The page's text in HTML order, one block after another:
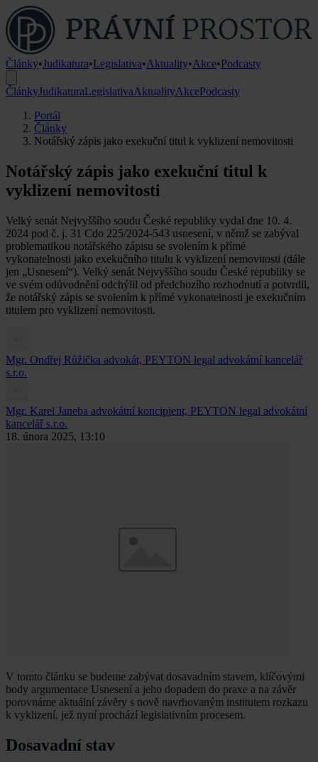
Články•Judikatura•Legislativa•Aktuality•Akce•Podcasty
ČlánkyJudikaturaLegislativaAktualityAkcePodcasty
Portál
Články
Notářský zápis jako exekuční titul k vyklizení nemovitosti
Notářský zápis jako exekuční titul k
vyklizení nemovitosti
Velký senát Nejvyššího soudu České republiky vydal dne 10. 4.
2024 pod č. j. 31 Cdo 225/2024-543 usnesení, v němž se zabýval
problematikou notářského zápisu se svolením k přímé
vykonatelnosti jako exekučního titulu k vyklizení nemovitosti (dále
jen „Usnesení“). Velký senát Nejvyššího soudu České republiky se
ve svém odůvodnění odchýlil od předchozího rozhodnutí a potvrdil,
že notářský zápis se svolením k přímé vykonatelnosti je exekučním
titulem pro vyklizení nemovitosti.
Mgr. Ondřej Růžička advokát, PEYTON legal advokátní kancelář
s.r.o.
Mgr. Karel Janeba advokátní koncipient, PEYTON legal advokátní
kancelář s.r.o.
18. února 2025, 13:10
V tomto článku se budeme zabývat dosavadním stavem, klíčovými
body argumentace Usnesení a jeho dopadem do praxe a na závěr
porovnáme aktuální závěry s nově navrhovaným institutem rozkazu
k vyklizení, jež nyní prochází legislativním procesem.
Dosavadní stav